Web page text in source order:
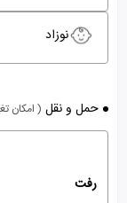
نوزاد
حمل و نقل ( امکان
رفت